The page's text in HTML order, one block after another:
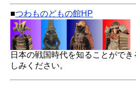
■つわものどもの館HP
日本の戦国時代を知ることがで
しみください。